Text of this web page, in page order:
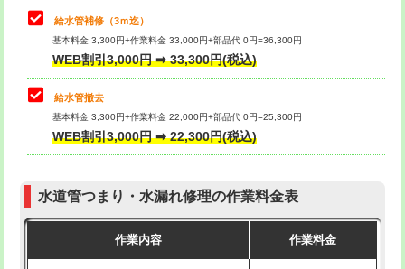
マス交換（土の掘削・埋め戻し作業）
マス交換（深さ50㎝未満）
マス交換（深さ50㎝以上）
コンクリート斫り（厚さ10㎝まで）
モルタル補修（厚さ10㎝超え） 38,500円
理・調整・分解・加工など（中作業）
止水・漏水調査・防水処理・清掃・修
理・調整・分解・加工など（重作業）
33,000円
その他部品の脱着
交換・取付（タンク）
式）)
式・ワンホール）)
給水管補修（3ｍ迄）
基本料金 3,300円+作業料金 33,000円+部品代 0円=36,300円
WEB割引3,000円 ➡ 33,300円(税込)
給水管撤去
基本料金 3,300円+作業料金 22,000円+部品代 0円=25,300円
WEB割引3,000円 ➡ 22,300円(税込)
水道管つまり・水漏れ修理の作業料金表
作業内容 作業料金